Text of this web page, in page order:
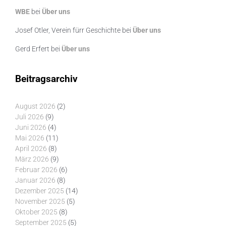
WBE bei Über uns
Josef Otler, Verein fürr Geschichte bei Über uns
Gerd Erfert bei Über uns
Beitragsarchiv
August 2026 (2)
Juli 2026 (9)
Juni 2026 (4)
Mai 2026 (11)
April 2026 (8)
März 2026 (9)
Februar 2026 (6)
Januar 2026 (8)
Dezember 2025 (14)
November 2025 (5)
Oktober 2025 (8)
September 2025 (5)